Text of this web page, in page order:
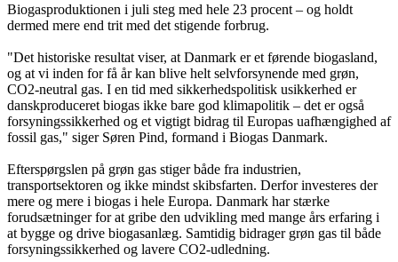
Biogasproduktionen i juli steg med hele 23 procent – og holdt
dermed mere end trit med det stigende forbrug.
"Det historiske resultat viser, at Danmark er et førende biogasland,
og at vi inden for få år kan blive helt selvforsynende med grøn,
CO2-neutral gas. I en tid med sikkerhedspolitisk usikkerhed er
danskproduceret biogas ikke bare god klimapolitik – det er også
forsyningssikkerhed og et vigtigt bidrag til Europas uafhængighed af
fossil gas," siger Søren Pind, formand i Biogas Danmark.
Efterspørgslen på grøn gas stiger både fra industrien,
transportsektoren og ikke mindst skibsfarten. Derfor investeres der
mere og mere i biogas i hele Europa. Danmark har stærke
forudsætninger for at gribe den udvikling med mange års erfaring i
at bygge og drive biogasanlæg. Samtidig bidrager grøn gas til både
forsyningssikkerhed og lavere CO2-udledning.